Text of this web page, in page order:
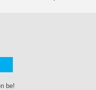
be!